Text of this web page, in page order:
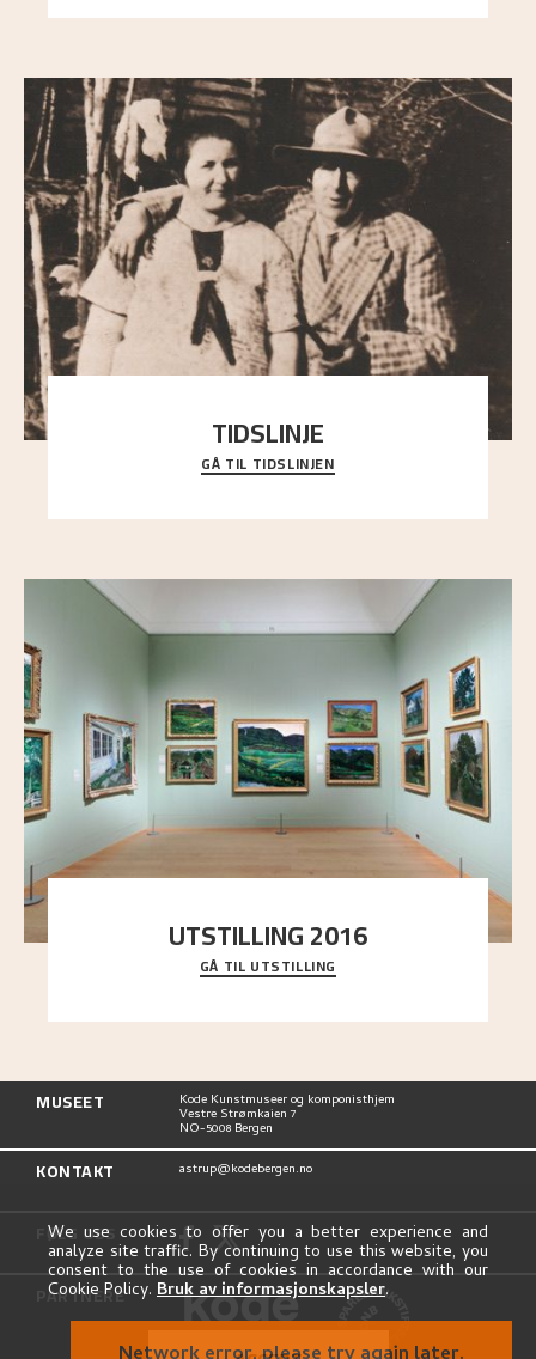
TIDSLINJE
Bli kjent med Nikolai Astrups liv, kunstnerskap og
ettermæle i en interaktiv presentasjon.
GÅ TIL TIDSLINJEN
UTSTILLING 2016
En komplett oversikt over Nikolai Astrups
utstillinger, fra debuten i 1900 og frem til i dag.
GÅ TIL UTSTILLING
MUSEET Kode Kunstmuseer og komponisthjem
Vestre Strømkaien 7
NO-5008 Bergen
KONTAKT astrup@kodebergen.no
FØLG OSS
PARTNERE
We use cookies to offer you a better experience and
analyze site traffic. By continuing to use this website, you
consent to the use of cookies in accordance with our
Cookie Policy. Bruk av informasjonskapsler.